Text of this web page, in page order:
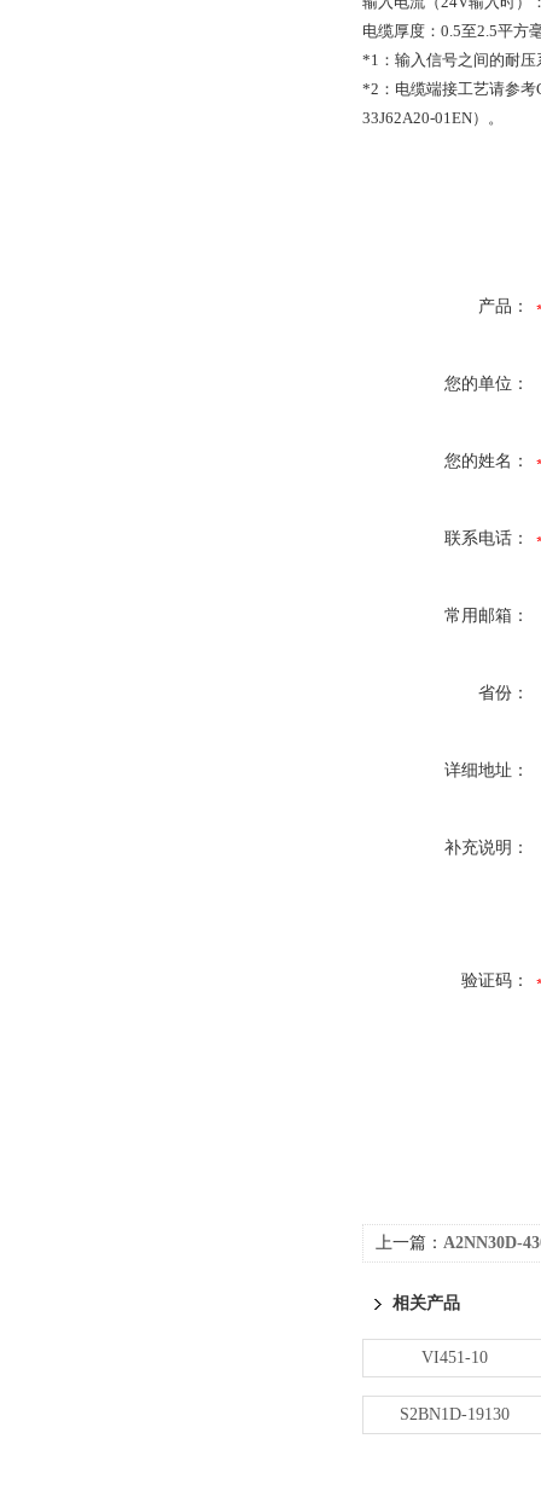
电缆厚度：0.5至2.5平方
*1：输入信号之间的耐
*2：电缆端接工艺请参考
33J62A20-01EN）。
产品：
您的单位：
您的姓名：
联系电话：
常用邮箱：
省份：
详细地址：
补充说明：
验证码：
上一篇： A2NN30D-
相关产品
VI451-10
S2BN1D-19130